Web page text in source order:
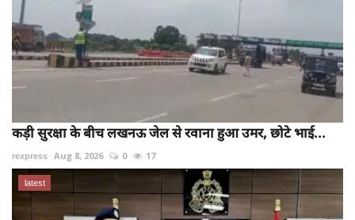
कड़ी सुरक्षा के बीच लखनऊ जेल से रवाना हुआ उमर, छोटे भाई...
rexpress Aug 8, 2026 0 17
latest